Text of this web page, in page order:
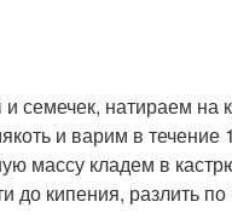
семечек, натираем на
и варим в
массу кладем в
кипения, разлить по